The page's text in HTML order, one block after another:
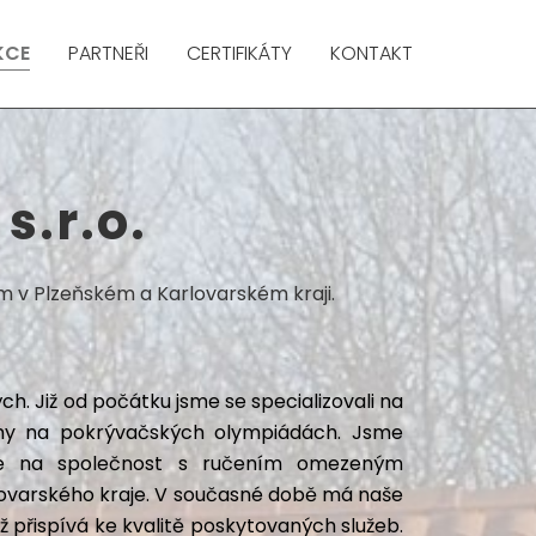
PARTNEŘI CERTIFIKÁTY KONTAKT
s.r.o.
v Plzeňském a Karlovarském kraji.
Již od počátku jsme se specializovali na
na pokrývačských olympiádách. Jsme
na společnost s ručením omezeným
kraje. V současné době má naše
ke kvalitě poskytovaných služeb.